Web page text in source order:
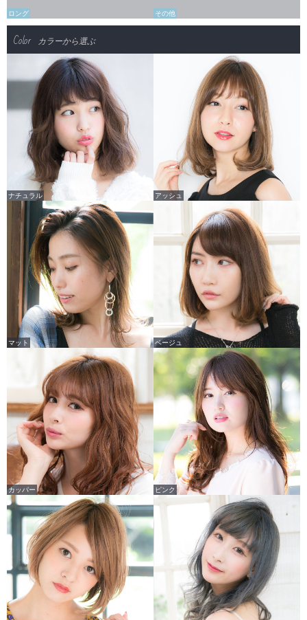
ロング その他
Color カラーから選ぶ
ナチュラル アッシュ
マット ベージュ
カッパー ピンク